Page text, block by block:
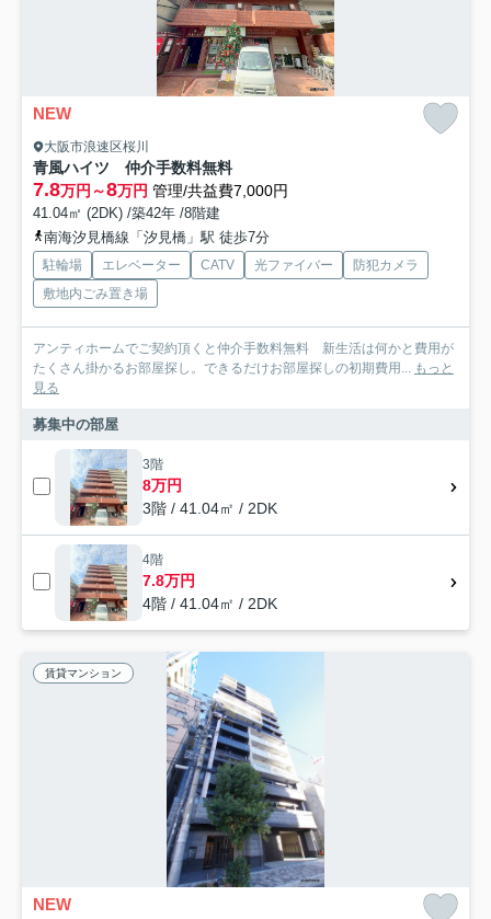
NEW
大阪市浪速区桜川
青風ハイツ 仲介手数料無料
7.8万円～8万円 管理/共益費7,000円
41.04㎡ (2DK) /築42年 /8階建
南海汐見橋線「汐見橋」駅 徒歩7分
駐輪場 エレベーター CATV 光ファイバー
防犯カメラ
敷地内ごみ置き場
アンティホームでご契約頂くと仲介手数料無料 新生活は何かと費用が
たくさん掛かるお部屋探し。できるだけお部屋探しの初期費用... もっと
見る
募集中の部屋
3階
8万円
3階 / 41.04㎡ / 2DK
4階
7.8万円
4階 / 41.04㎡ / 2DK
賃貸マンション
NEW